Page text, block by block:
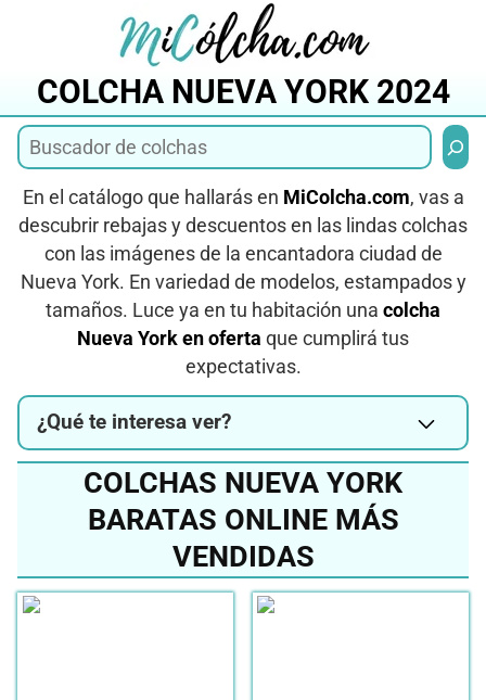
COLCHA NUEVA YORK 2024
En el catálogo que hallarás en MiColcha.com, vas a
descubrir rebajas y descuentos en las lindas colchas
con las imágenes de la encantadora ciudad de
Nueva York. En variedad de modelos, estampados y
tamaños. Luce ya en tu habitación una colcha
Nueva York en oferta que cumplirá tus
expectativas.
¿Qué te interesa ver?
COLCHAS NUEVA YORK
BARATAS ONLINE MÁS
VENDIDAS